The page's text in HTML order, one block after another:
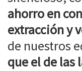
ahorro en
extracción y
de nuestros
que el de las